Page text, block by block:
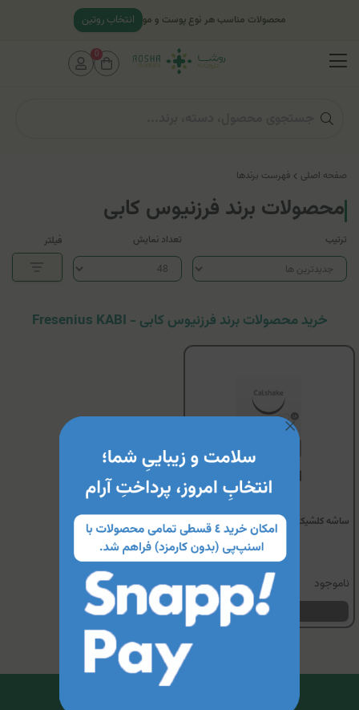
صفحه اصلی فهرست برندها
محصولات برند فرزنیوس کابی
ترتیب تعداد نمایش فیلتر
خرید محصولات برند فرزنیوس کابی - Fresenius KABI
ساشه کلشیک فرزنیوس کابی
ناموجود
مشاهده محصول
محصولات مناسب هر نوع پوست و مو انتخاب روتین
0